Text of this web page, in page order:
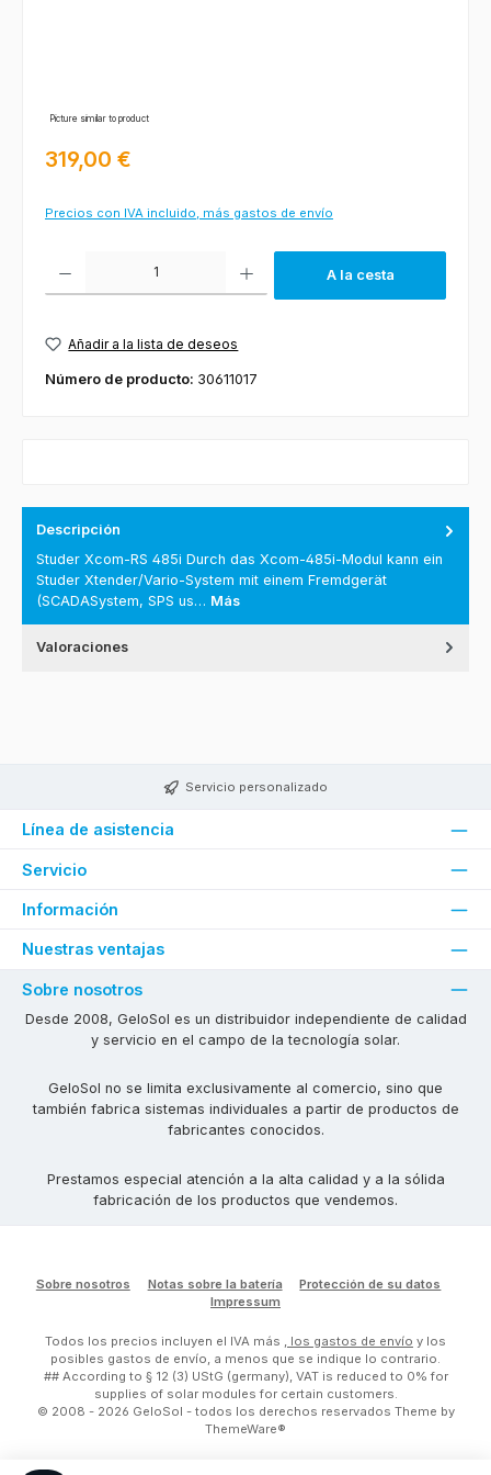
Picture similar to product
Precio normal:
319,00 €
Precios con IVA incluido, más gastos de envío
Cantidad del producto: introduce la cantidad deseada o usa los
A la cesta
Añadir a la lista de deseos
Número de producto: 30611017
Descripción
Studer Xcom-RS 485i Durch das Xcom-485i-Modul kann ein
Studer Xtender/Vario-System mit einem Fremdgerät
(SCADASystem, SPS us… Más
Valoraciones
Servicio personalizado
Línea de asistencia
Servicio
Información
Nuestras ventajas
Sobre nosotros
Desde 2008, GeloSol es un distribuidor independiente de calidad
y servicio en el campo de la tecnología solar.
GeloSol no se limita exclusivamente al comercio, sino que
también fabrica sistemas individuales a partir de productos de
fabricantes conocidos.
Prestamos especial atención a la alta calidad y a la sólida
fabricación de los productos que vendemos.
Sobre nosotros Notas sobre la batería
Protección de su datos
Impressum
Todos los precios incluyen el IVA más , los gastos de envío y los
posibles gastos de envío, a menos que se indique lo contrario.
## According to § 12 (3) UStG (germany), VAT is reduced to 0% for
supplies of solar modules for certain customers.
© 2008 - 2026 GeloSol - todos los derechos reservados Theme by
ThemeWare®